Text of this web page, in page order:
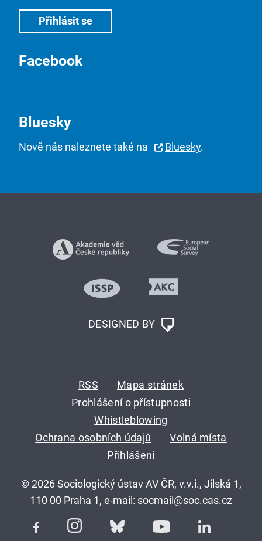
Facebook
Bluesky
Nově nás naleznete také na Bluesky.
DESIGNED BY
RSS
Mapa stránek
Prohlášení o přístupnosti
Whistleblowing
Ochrana osobních údajů
Volná místa
Přihlášení
© 2026 Sociologický ústav AV ČR, v.v.i., Jilská 1,
110 00 Praha 1, e-mail: socmail@soc.cas.cz